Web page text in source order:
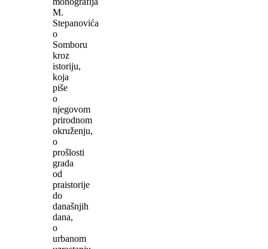
M.
Stepanovića
o
Somboru
kroz
istoriju,
koja
piše
o
njegovom
prirodnom
okruženju,
o
prošlosti
grada
od
praistorije
do
današnjih
dana,
o
urbanom